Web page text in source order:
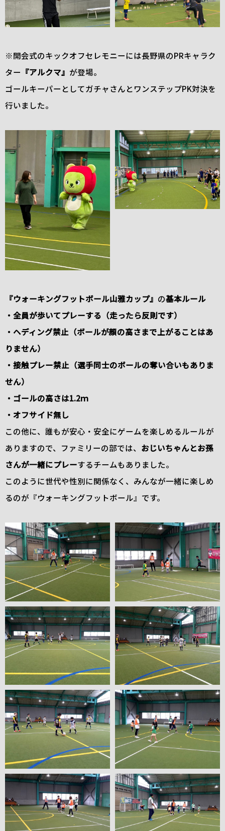
※開会式のキックオフセレモニーには長野県のPRキャラク
ター 『アルクマ』 が登場。
ゴールキーパーとしてガチャさんとワンステップPK対決を
行いました。
『ウォーキングフットボール山雅カップ』 の基本ルール
・全員が歩いてプレーする（走ったら反則です）
・ヘディング禁止（ボールが顔の高さまで上がることはあ
りません）
・接触プレー禁止（選手同士のボールの奪い合いもありま
せん）
・ゴールの高さは1.2ｍ
・オフサイド無し
この他に、誰もが安心・安全にゲームを楽しめるルールが
ありますので、ファミリーの部では、 おじいちゃんとお孫
さんが一緒にプレーするチームもありました。
このように世代や性別に関係なく、みんなが一緒に楽しめ
るのが『ウォーキングフットボール』です。